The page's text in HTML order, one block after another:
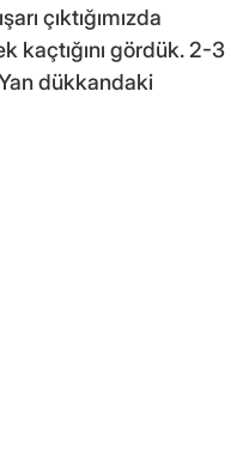
çıktığımızda
kaçtığını gördük. 2-3
dükkandaki